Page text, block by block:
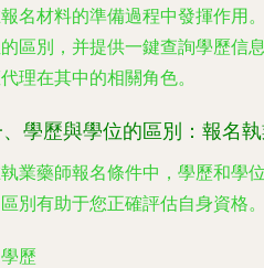
名材料的準備過程中發揮作用
區別，并提供一鍵查詢學歷信
理在其中的相關角色。
學歷與學位的區別：報名
業藥師報名條件中，學歷和學
別有助于您正確評估自身資格。
歷